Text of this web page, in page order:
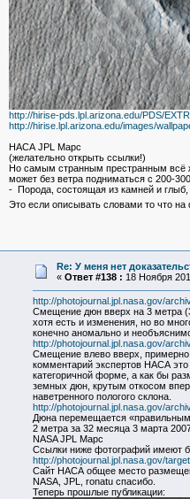
http://hirise-pds.lpl.arizona.edu/PDS/
http://hirise.lpl.arizona.edu/images/
НАСА JPL Марс
(желательно открыть ссылки!)
Но самым странным престранным всё
может без ветра подниматься с 200-
- Порода, состоящая из камней и глыб,
Это если описывать словами то что на
Re: У меня нет
« Ответ #138 : 18 Ноября
http://photojournal.jpl.nasa.gov/
Смещение дюн вверх на 3 метра
хотя есть и изменения, но во
конечно аномально и
http://photojournal.jpl.nasa.gov/
Смещение влево вверх,
комментарий экспертов НАСА
категоричной форме, а как бы
земных дюн, крутым откосом
наветренного пологого склона.
http://photojournal.jpl.nasa.gov/
Дюна перемещается
2 метра за 32 месяца 3 марта
NASA JPL Марс
Ссылки ниже фотографий имеют
http://photojournal.jpl.nasa.gov/
Сайт НАСА общее место
NASA, JPL, ronatu спасибо.
Теперь прошлые публикации: